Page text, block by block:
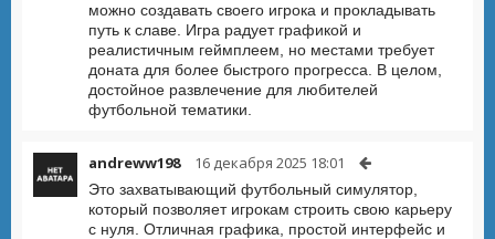
можно создавать своего игрока и прокладывать
путь к славе. Игра радует графикой и
реалистичным геймплеем, но местами требует
доната для более быстрого прогресса. В целом,
достойное развлечение для любителей
футбольной тематики.
andreww198 16 декабря 2025 18:01
Это захватывающий футбольный симулятор,
который позволяет игрокам строить свою карьеру
с нуля. Отличная графика, простой интерфейс и